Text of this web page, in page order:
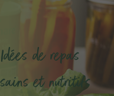
Idées de repas
sains et nutritifs